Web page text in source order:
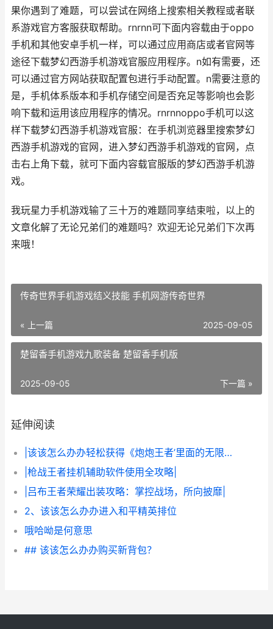
果你遇到了难题，可以尝试在网络上搜索相关教程或者联
系游戏官方客服获取帮助。rnrnn可下面内容载由于oppo
手机和其他安卓手机一样，可以通过应用商店或者官网等
途径下载梦幻西游手机游戏官服应用程序。n如有需要，还
可以通过官方网站获取配置包进行手动配置。n需要注意的
是，手机体系版本和手机存储空间是否充足等影响也会影
响下载和运用该应用程序的情况。rnrnnoppo手机可以这
样下载梦幻西游手机游戏官服：在手机浏览器里搜索梦幻
西游手机游戏的官网，进入梦幻西游手机游戏的官网，点
击右上角下载，就可下面内容载官服版的梦幻西游手机游
戏。
我玩星力手机游戏输了三十万的难题同享结束啦，以上的
文章化解了无论兄弟们的难题吗？欢迎无论兄弟们下次再
来哦！
传奇世界手机游戏结义技能 手机网游传奇世界
« 上一篇 2025-09-05
楚留香手机游戏九歌装备 楚留香手机版
下一篇 »
2025-09-05
延伸阅读
|该该怎么办办轻松获得《炮炮王者’里面的无限金币和星星|
|枪战王者挂机辅助软件使用全攻略|
|吕布王者荣耀出装攻略：掌控战场，所向披靡|
2、该该怎么办办进入和平精英排位
哦哈呦是何意思
## 该该怎么办办购买新背包？